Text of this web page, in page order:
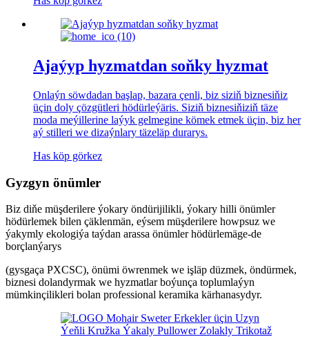
Ajaýyp hyzmatdan soňky hyzmat
Onlaýn söwdadan başlap, bazara çenli, biz siziň biznesiňiz
üçin doly çözgütleri hödürleýäris. Siziň biznesiňiziň täze
moda meýillerine laýyk gelmegine kömek etmek üçin, biz her
aý stilleri we dizaýnlary täzeläp durarys.
Has köp görkez
Gyzgyn önümler
Biz diňe müşderilere ýokary öndürijilikli, ýokary hilli önümler
hödürlemek bilen çäklenmän, eýsem müşderilere howpsuz we
ýakymly ekologiýa taýdan arassa önümler hödürlemäge-de
borçlanýarys
(gysgaça PXCSC), önümi öwrenmek we işläp düzmek, öndürmek,
biznesi dolandyrmak we hyzmatlar boýunça toplumlaýyn
mümkinçilikleri bolan professional keramika kärhanasydyr.